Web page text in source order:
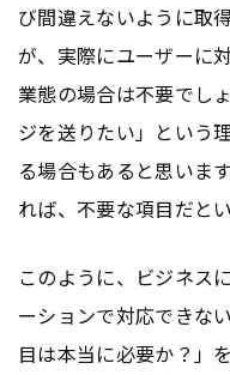
び間違えないように取
が、実際にユーザーに
業態の場合は不要でし
ジを送りたい」という
る場合もあると思いま
れば、不要な項目だとい
このように、ビジネス
ーションで対応できな
目は本当に必要か？」